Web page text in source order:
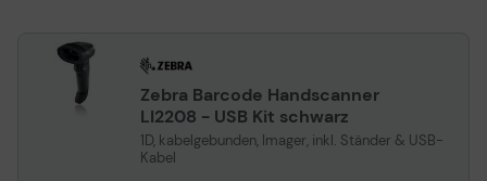
Zebra Barcode Handscanner
LI2208 - USB Kit schwarz
1D, kabelgebunden, Imager, inkl. Ständer & USB-
Kabel